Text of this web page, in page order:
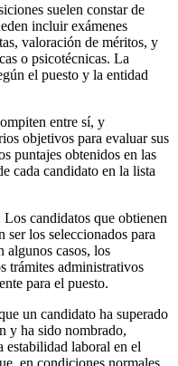
suelen constar de
incluir exámenes
valoración de méritos, y
o psicotécnicas. La
el puesto y la entidad
entre sí, y
objetivos para evaluar sus
puntajes obtenidos en las
cada candidato en la lista
Los candidatos que obtienen
ser los seleccionados para
algunos casos, los
trámites administrativos
para el puesto.
un candidato ha superado
y ha sido nombrado,
estabilidad laboral en el
en condiciones normales,